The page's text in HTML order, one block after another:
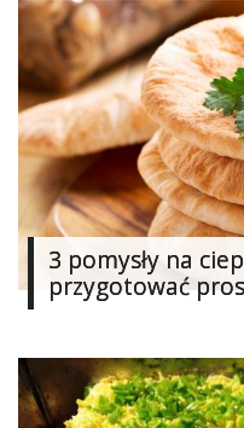
Dodaj
galerię
Dodaj
artykuł
3 pomysły na
przygotować